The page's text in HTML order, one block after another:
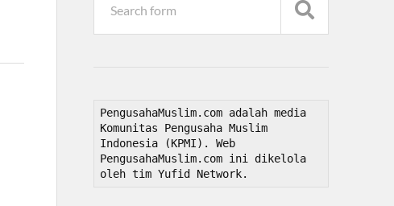
PengusahaMuslim.com adalah media
Komunitas Pengusaha Muslim
Indonesia (KPMI). Web
PengusahaMuslim.com ini dikelola
oleh tim Yufid Network.